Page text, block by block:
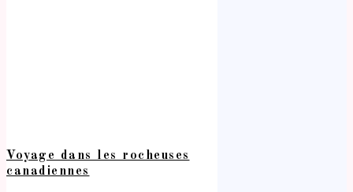
Voyage dans les rocheuses
canadiennes